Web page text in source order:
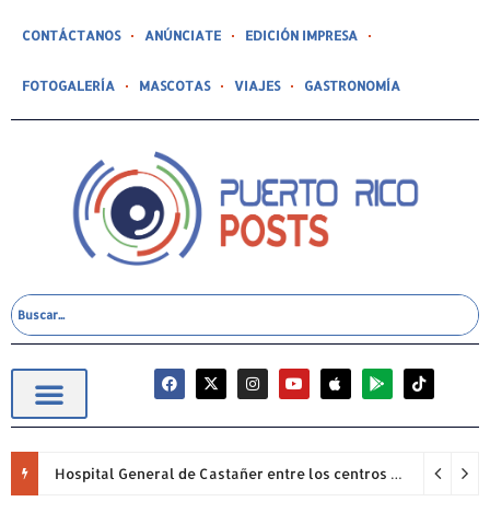
CONTÁCTANOS ANÚNCIATE EDICIÓN IMPRESA
FOTOGALERÍA MASCOTAS VIAJES GASTRONOMÍA
Hospital General de Castañer entre los centros de salud comunitarios con mejor desempeño clínico de Estados Unidos